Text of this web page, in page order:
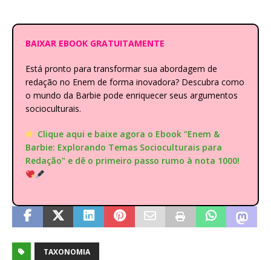
BAIXAR EBOOK GRATUITAMENTE
Está pronto para transformar sua abordagem de
redação no Enem de forma inovadora? Descubra como
o mundo da Barbie pode enriquecer seus argumentos
socioculturais.
Clique aqui e baixe agora o Ebook "Enem &
Barbie: Explorando Temas Socioculturais para
Redação" e dê o primeiro passo rumo à nota 1000!
TAXONOMIA